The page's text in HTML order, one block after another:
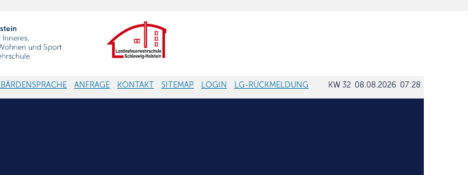
ANFRAGE KONTAKT SITEMAP LOGIN LG-RÜCKMELDUNG KW 32 08.08.2026 07:28